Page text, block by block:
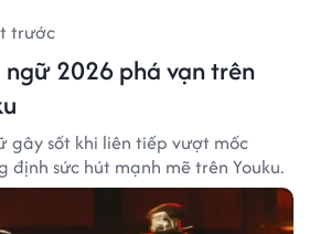
trước
ngữ 2026 phá vạn trên
gây sốt khi liên tiếp vượt mốc
định sức hút mạnh mẽ trên Youku.